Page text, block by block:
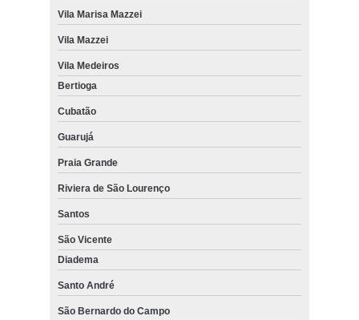
Vila Marisa Mazzei
Vila Mazzei
Vila Medeiros
Bertioga
Cubatão
Guarujá
Praia Grande
Riviera de São Lourenço
Santos
São Vicente
Diadema
Santo André
São Bernardo do Campo